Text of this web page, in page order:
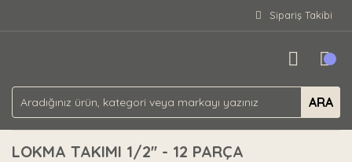
Sipariş Takibi
ARA
LOKMA TAKIMI 1/2'' - 12 PARÇA